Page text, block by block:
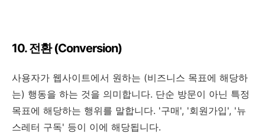
10. 전환 (Conversion)
사용자가 웹사이트에서 원하는 (비즈니스 목표에 해당하
는) 행동을 하는 것을 의미합니다. 단순 방문이 아닌 특정
목표에 해당하는 행위를 말합니다. '구매', '회원가입', '뉴
스레터 구독' 등이 이에 해당됩니다.